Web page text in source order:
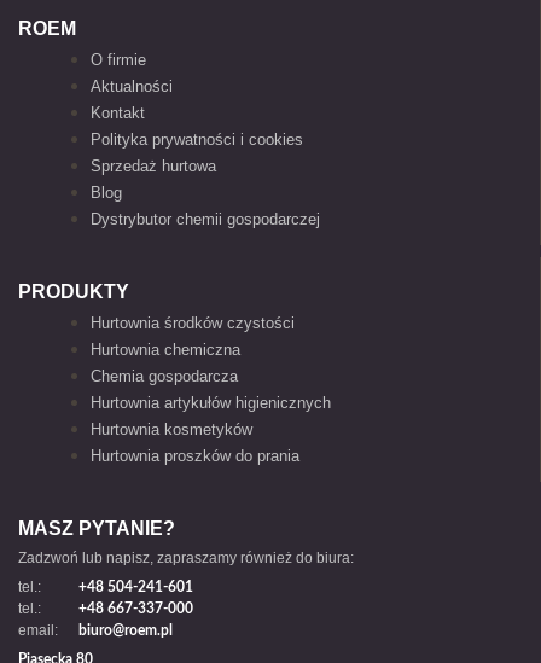
ROEM
O firmie
Aktualności
Kontakt
Polityka prywatności i cookies
Sprzedaż hurtowa
Blog
Dystrybutor chemii gospodarczej
PRODUKTY
Hurtownia środków czystości
Hurtownia chemiczna
Chemia gospodarcza
Hurtownia artykułów higienicznych
Hurtownia kosmetyków
Hurtownia proszków do prania
MASZ PYTANIE?
Zadzwoń lub napisz, zapraszamy również do biura:
tel.:
+48 504-241-601
tel.: +48 667-337-000
email:
biuro@roem.pl
Piasecka 80